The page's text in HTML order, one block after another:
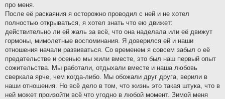
про меня.
После её раскаяния я осторожно проводил с ней и не хотел
полностью открываться, я хотел знать что ею движет:
действительно ли ей жаль за всё, что она наделала или её движут
гормоны, мимолетные воспоминания. Я доверился ей и наши
отношения начали развиваться. Со временем я совсем забыл о её
предательстве и осенью мы жили вместе, это был наш первый опыт
сожительства. Мы работали, отдыхали вместе и наша любовь
сверкала ярче, чем когда-либо. Мы обожали друг друга, верили в
наши отношения. Но всё дело в том, что жизнь это такая штука, что в
ней может произойти всё что угодно в любой момент. Зимой меня